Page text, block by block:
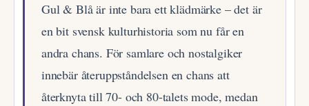
Gul & Blå är inte bara ett klädmärke – det är
en bit svensk kulturhistoria som nu får en
andra chans. För samlare och nostalgiker
innebär återuppståndelsen en chans att
återknyta till 70- och 80-talets mode, medan